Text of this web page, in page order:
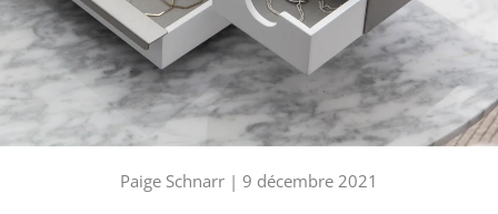
Paige Schnarr | 9 décembre 2021